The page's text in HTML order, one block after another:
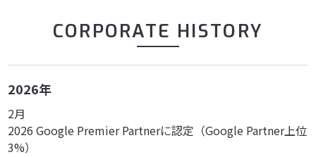
CORPORATE HISTORY
2026年
2月
2026 Google Premier Partnerに認定（Google Partner上位
3%）